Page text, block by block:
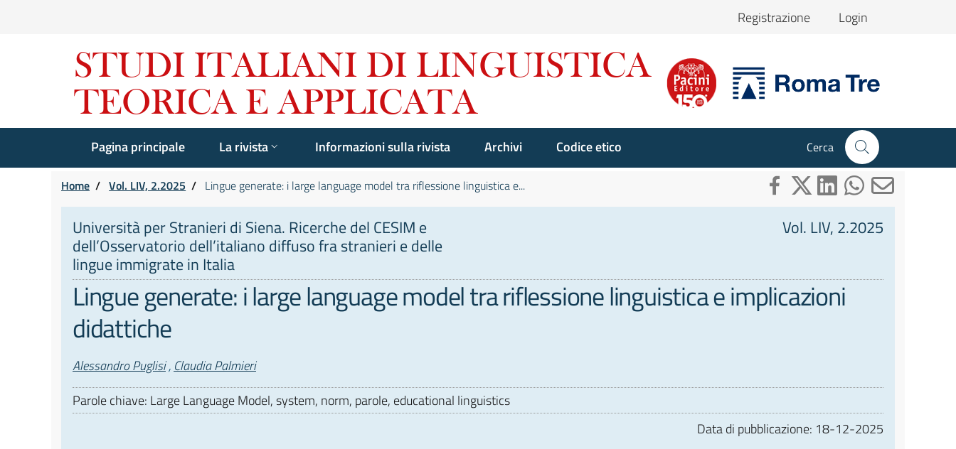
Registrazione Login
Pagina principale La rivista Informazioni sulla rivista Archivi Codice etico Cerca
Home / Vol. LIV, 2.2025 / Lingue generate: i large language model tra riflessione linguistica e...
Università per Stranieri di Siena. Ricerche del CESIM e
dell’Osservatorio dell’italiano diffuso fra stranieri e delle
lingue immigrate in Italia
Vol. LIV, 2.2025
Lingue generate: i large language model tra riflessione linguistica e implicazioni
didattiche
Autori
Alessandro Puglisi, Claudia Palmieri
Parole chiave: Large Language Model, system, norm, parole, educational linguistics
Data di pubblicazione: 18-12-2025